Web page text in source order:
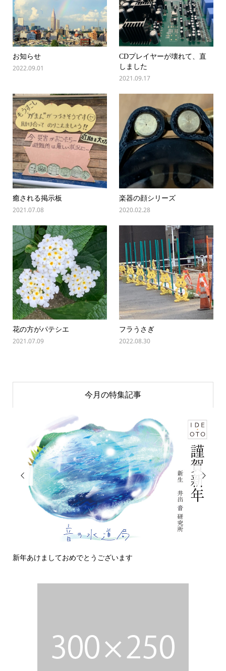
お知らせ
2022.09.01
CDプレイヤーが壊れて、直
しました
2021.09.17
癒される掲示板
2021.07.08
楽器の顔シリーズ
2020.02.28
花の方がパテシエ
2021.07.09
フラうさぎ
2022.08.30
今月の特集記事

新年あけましておめでとうございます
